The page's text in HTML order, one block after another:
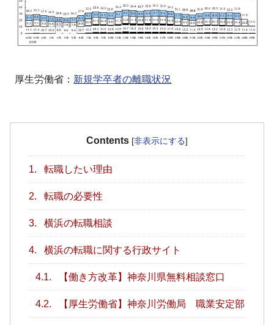
厚生労働省： 新規学卒者の離職状況
Contents [非表示にする]
1. 転職したい理由
2. 転職の必要性
3. 横浜の転職相談
4. 横浜の転職に関する行政サイト
4.1. 【働き方改革】神奈川県無料相談窓口
4.2. 【厚生労働省】神奈川労働局 職業安定部